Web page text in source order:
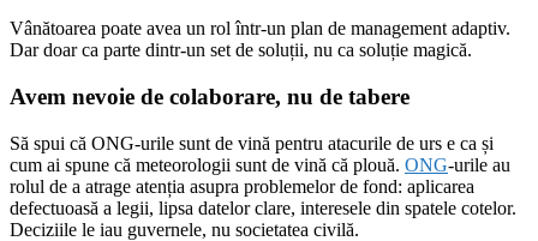
Vânătoarea poate avea un rol într-un plan de management adaptiv.
Dar doar ca parte dintr-un set de soluții, nu ca soluție magică.
Avem nevoie de colaborare, nu de tabere
Să spui că ONG-urile sunt de vină pentru atacurile de urs e ca și
cum ai spune că meteorologii sunt de vină că plouă. ONG-urile au
rolul de a atrage atenția asupra problemelor de fond: aplicarea
defectuoasă a legii, lipsa datelor clare, interesele din spatele cotelor.
Deciziile le iau guvernele, nu societatea civilă.